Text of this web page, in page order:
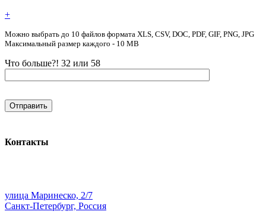
+
Можно выбрать до 10 файлов формата XLS, CSV, DOC, PDF, GIF, PNG, JPG
Максимальный размер каждого - 10 MB
Что больше?! 32 или 58
Контакты
улица Маринеско, 2/7
Санкт-Петербург, Россия